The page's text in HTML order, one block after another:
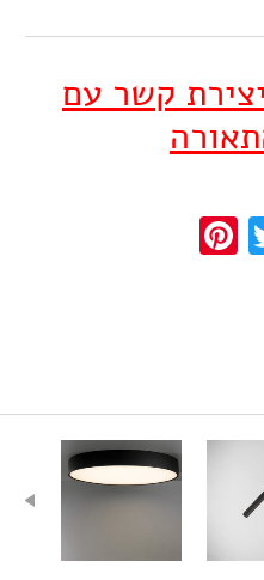
קשר עם
Pinterest